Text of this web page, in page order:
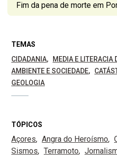
Fim da pena de morte em
TEMAS
CIDADANIA
MEDIA E LITERACIA
AMBIENTE E SOCIEDADE
GEOLOGIA
TÓPICOS
Açores Angra do Heroísmo
Sismos
Terramoto